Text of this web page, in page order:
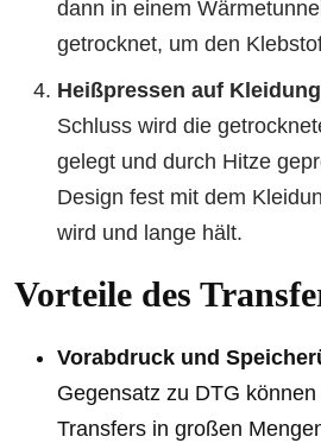
dann in einem
getrocknet, um den
Heißpressen auf
Schluss wird die
gelegt und durch Hitze
Design fest mit dem
wird und lange hält.
Vorteile des
Vorabdruck und
Gegensatz zu DTG
Transfers in großen